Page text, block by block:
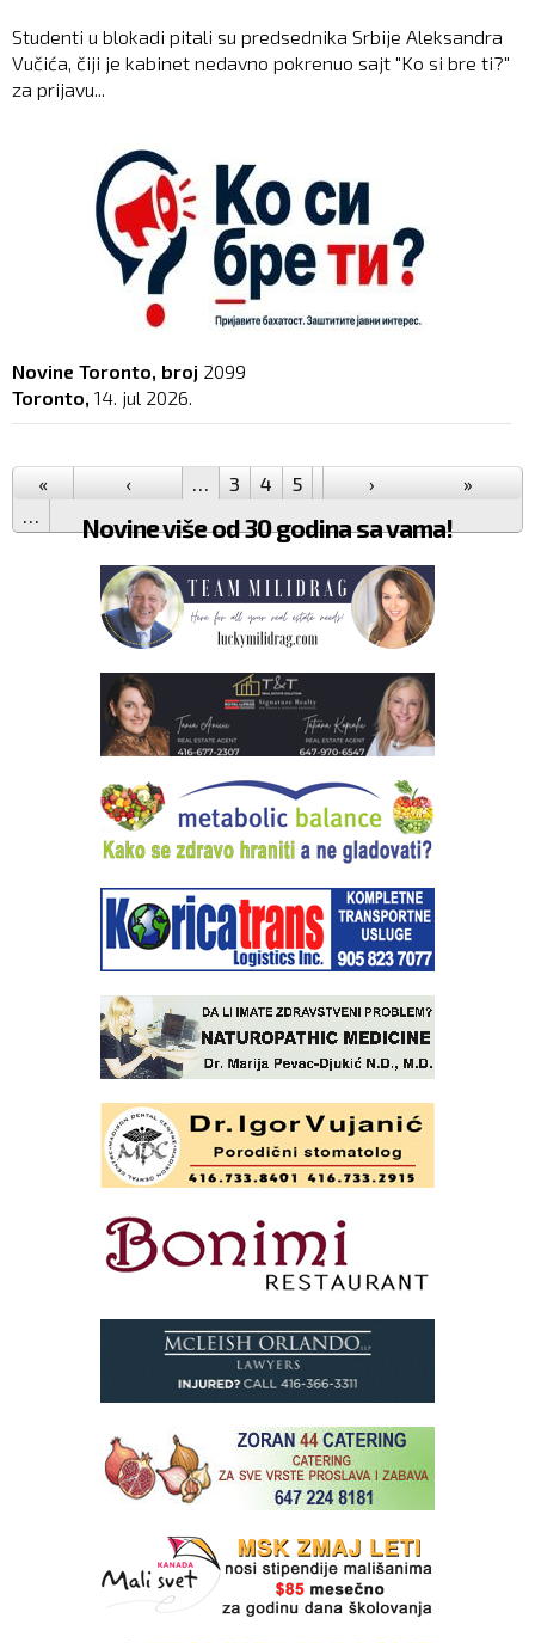
Studenti u blokadi pitali su predsednika Srbije Aleksandra
Vučića, čiji je kabinet nedavno pokrenuo sajt "Ko si bre ti?"
za prijavu...
Novine Toronto, broj 2099
Toronto, 14. jul 2026.
Pages
« ‹ 3 4 5 10
› »
Novine više od 30 godina sa vama!